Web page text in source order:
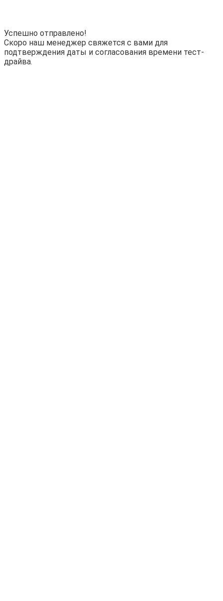
Успешно отправлено!
Скоро наш менеджер свяжется с вами для
подтверждения даты и согласования времени тест-
драйва.